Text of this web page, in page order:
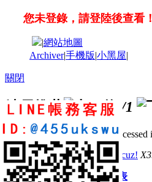
您未登錄，請登陸後查看！
|網站地圖
Archiver|手機版|小黑屋|
關閉
站長推薦 /1
GMT+8, 2026-8-6 16:11 , Processed
© 2001-2011 Powered byDiscuz!
快速回復 返回頂部 返回列表